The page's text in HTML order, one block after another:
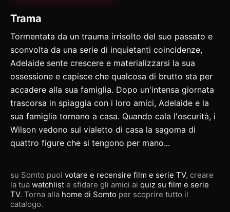
Trama
Tormentata da un trauma irrisolto del suo passato e
sconvolta da una serie di inquietanti coincidenze,
Adelaide sente crescere e materializzarsi la sua
ossessione e capisce che qualcosa di brutto sta per
accadere alla sua famiglia. Dopo un'intensa giornata
trascorsa in spiaggia con i loro amici, Adelaide e la
sua famiglia tornano a casa. Quando cala l'oscurità, i
Wilson vedono sul vialetto di casa la sagoma di
quattro figure che si tengono per mano...
su Somto puoi votare e recensire film e serie TV, creare
la tua watchlist e sfidare gli amici ai quiz su film e serie
TV. Torna alla home di Somto per scoprire tutto il
catalogo.